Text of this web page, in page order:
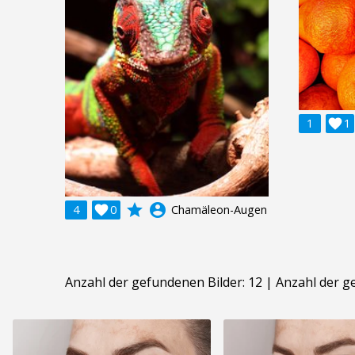
4 0
 grade account_circle Chamäleon-Augen
1 1

Anzahl der gefundenen Bilder: 12 | Anzahl der